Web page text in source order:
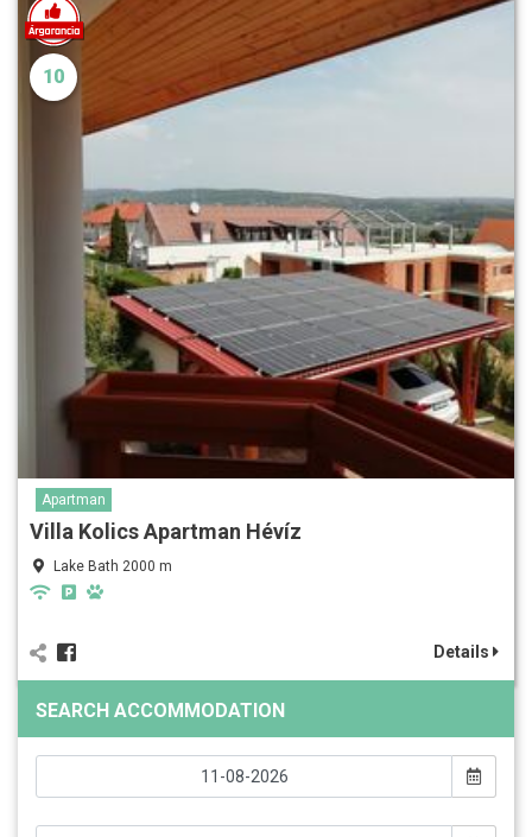
10
Apartman
Villa Kolics Apartman Hévíz
Lake Bath 2000 m
Details
SEARCH ACCOMMODATION